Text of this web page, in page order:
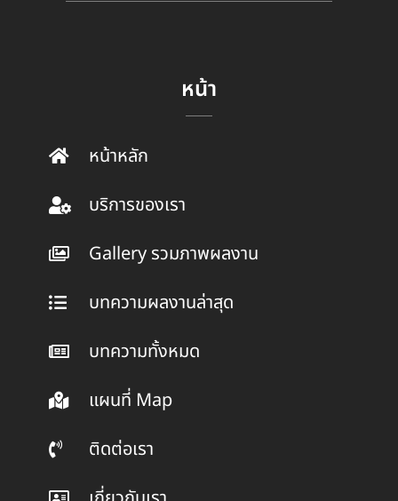
หน้า
หน้าหลัก
บริการของเรา
Gallery รวมภาพผลงาน
บทความผลงานล่าสุด
บทความทั้งหมด
แผนที่ Map
ติดต่อเรา